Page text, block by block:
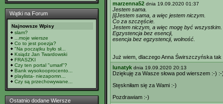
Wątki na Forum
Najnowsze Wpisy
slam?
...moje wiersze
Co to jest poezja?
"Na początku było sł...
Ksiądz Jan Twardowski
FRASZKI
Czy ten portal "umarł"?
Bank wysokooprocento...
playlista- niezapomn...
Czy są przechowywane...
Ostatnio dodane Wiersze
marzenna52 dnia 19.09.2020 01:37
Jestem sama.
[i]Jestem sama, a więc jestem niczym.
Co za szczęście.
Jestem niczym, a więc mogę być wszystkim.
Egzystencja bez esencji,
esencja bez egzystencji, wolność.
Już wiem, dlaczego Anna Świrszczyńska
lunatyk dnia 19.09.2020 20:13
Dziękuję za Wasze słowa pod wierszem :-) :-
Stęskniłam się za Wami :-)
Pozdrawiam :-)